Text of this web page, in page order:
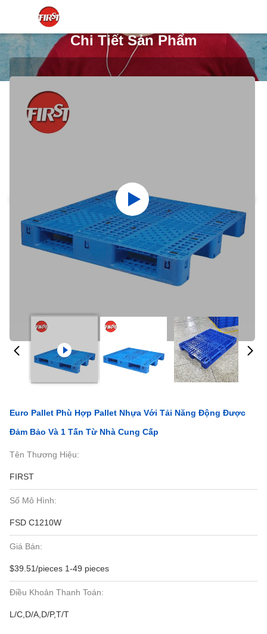
Chi Tiết Sản Phẩm
Euro Pallet Phù Hợp Pallet Nhựa Với Tải Năng Động Được
Đảm Bảo Và 1 Tấn Từ Nhà Cung Cấp
Tên Thương Hiệu:
FIRST
Số Mô Hình:
FSD C1210W
Giá Bán:
$39.51/pieces 1-49 pieces
Điều Khoản Thanh Toán:
L/C,D/A,D/P,T/T